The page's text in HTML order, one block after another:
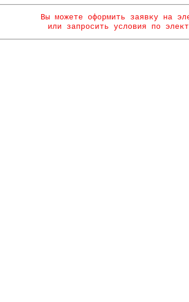
Вы можете оформить заявку на
или запросить условия по